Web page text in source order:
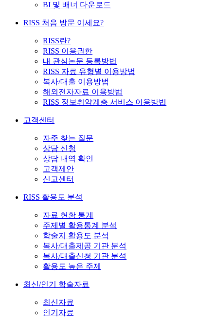
BI 및 배너 다운로드
RISS 처음 방문 이세요?
RISS란?
RISS 이용권한
내 관심논문 등록방법
RISS 자료 유형별 이용방법
복사/대출 이용방법
해외전자자료 이용방법
RISS 정보취약계층 서비스 이용방법
고객센터
자주 찾는 질문
상담 신청
상담 내역 확인
고객제안
신고센터
RISS 활용도 분석
자료 현황 통계
주제별 활용통계 분석
학술지 활용도 분석
복사/대출제공 기관 분석
복사/대출신청 기관 분석
활용도 높은 주제
최신/인기 학술자료
최신자료
인기자료